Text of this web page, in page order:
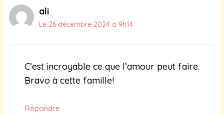
ali
Le 26 décembre 2024 à 9h14
C’est incroyable ce que l’amour peut faire.
Bravo à cette famille!
Répondre